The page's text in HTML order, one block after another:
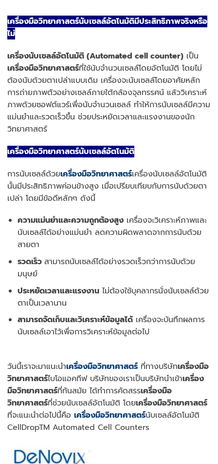
เครื่องมือวิทยาศาสตร์นับเซลล์อัตโนมัติมีประสิทธิภาพจริงหรือ
ไม่
เครื่องนับเซลล์อัตโนมัติ (Automated cell counter) เป็น
เครื่องมือวิทยาศาสตร์ที่ใช้นับจำนวนเซลล์โดยอัตโนมัติ โดยไม่
ต้องนับด้วยตาเปล่าแบบเดิม เครื่องจะนับเซลล์โดยอาศัยหลัก
การถ่ายภาพตัวอย่างเซลล์ภายใต้กล้องจุลทรรศน์ แล้ววิเคราะห์
ภาพด้วยซอฟต์แวร์เพื่อนับจำนวนเซลล์ ทําให้การนับเซลล์มีความ
แม่นยำและรวดเร็วขึ้น ช่วยประหยัดเวลาและแรงงานของนัก
วิทยาศาสตร์
เครื่องมือวิทยาศาสตร์นับเซลล์อัตโนมัติ
การนับเซลล์ด้วยเครื่องมือวิทยาศาสตร์เครื่องนับเซลล์อัตโนมัติ
นั้นมีประสิทธิภาพค่อนข้างสูง เมื่อเปรียบเทียบกับการนับด้วยตา
เปล่า โดยมีข้อดีหลักๆ ดังนี้
ความแม่นยำและความถูกต้องสูงเครื่องจะวิเคราะห์ภาพและ
นับเซลล์ได้อย่างแม่นยำ ลดความผิดพลาดจากการนับด้วย
สายตา
รวดเร็ว สามารถนับเซลล์ได้อย่างรวดเร็วกว่าการนับด้วย
มนุษย์
ประหยัดเวลาและแรงงานไม่ต้องใช้บุคลากรนั่งนับเซลล์ด้วย
ตาเป็นเวลานาน
สามารถจัดเก็บและวิเคราะห์ข้อมูลได้เครื่องจะบันทึกผลการ
นับเซลล์เอาไว้เพื่อการวิเคราะห์ข้อมูลต่อไป
วันนี้เราจะมาแนะนำเครื่องมือวิทยาศาสตร์ ที่ทางบริษัทเครื่องมือ
วิทยาศาสตร์ไบโอแอคทีฟ บริษัทของเราเป็นบริษัทนำเข้าเครื่อง
มือวิทยาศาสตร์ที่ทันสมัย ได้ทำการคัดสรรเครื่องมือ
วิทยาศาสตร์ที่ช่วยนับเซลล์อัตโนมัติ โดยเครื่องมือวิทยาศาสตร์
ที่จะแนะนำต่อไปนี้คือ เครื่องมือวิทยาศาสตร์นับเซลล์อัตโนมัติ
CellDropTM Automated Cell Counters